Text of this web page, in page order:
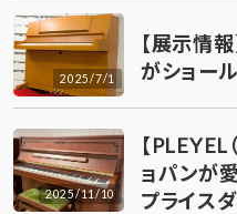
2025/7/1
【展示情
がショー
2025/11/10
【
ョパンが
プライス